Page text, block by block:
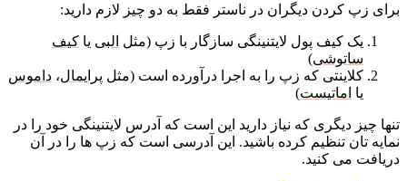
برای زپ کردن دیگران در ناستر فقط به دو چیز لازم دارید:
یک کیف پول لایتنینگی سازگار با زپ (مثل البی یا کیف
ساتوشی)
کلاینتی که زپ را به اجرا درآورده است (مثل پرایمال، داموس
یا اماتیست)
تنها چیز دیگری که نیاز دارید این است که آدرس لایتنینگی خود را در
نمایه تان تنظیم کرده باشید. این آدرسی است که زپ ها را در آن
دریافت می کنید.